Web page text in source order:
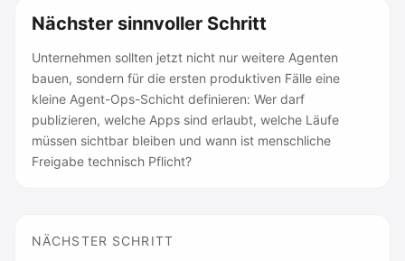
Nächster sinnvoller Schritt
Unternehmen sollten jetzt nicht nur weitere Agenten
bauen, sondern für die ersten produktiven Fälle eine
kleine Agent-Ops-Schicht definieren: Wer darf
publizieren, welche Apps sind erlaubt, welche Läufe
müssen sichtbar bleiben und wann ist menschliche
Freigabe technisch Pflicht?
NÄCHSTER SCHRITT